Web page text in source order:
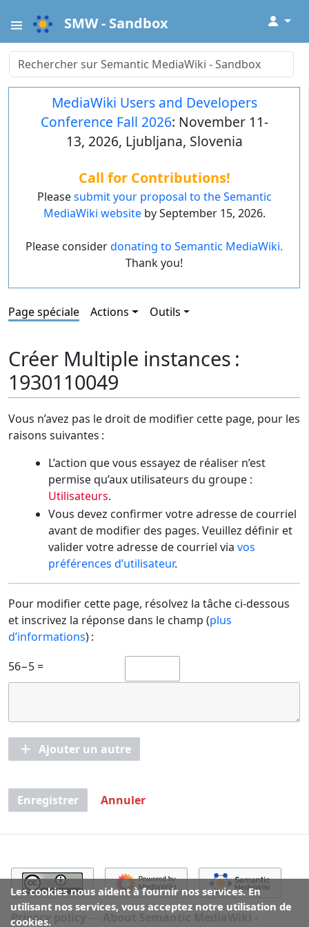
SMW - Sandbox ↓
MediaWiki Users and Developers
Conference Fall 2026: November 11-
13, 2026, Ljubljana, Slovenia
Call for Contributions!
Pleasesubmit your proposal to the Semantic
MediaWiki websiteby September 15, 2026.
Please considerdonating to Semantic MediaWiki.
Thank you!
Page spéciale Actions Outils
Créer Multiple instances :
1930110049
Vous n’avez pas le droit de modifier cette page, pour les
raisons suivantes :
L’action que vous essayez de réaliser n’est
permise qu’aux utilisateurs du groupe :
Utilisateurs.
Vous devez confirmer votre adresse de courriel
avant de modifier des pages. Veuillez définir et
valider votre adresse de courriel via vos
préférences d’utilisateur.
Pour modifier cette page, résolvez la tâche ci-dessous
et inscrivez la réponse dans le champ (plus
d’informations) :
56−5 =
Ajouter un autre
Enregistrer Annuler
Les cookies nous aident à fournir nos services. En
utilisant nos services, vous acceptez notre utilisation de
cookies.
Privacy policy
About Semantic MediaWiki -